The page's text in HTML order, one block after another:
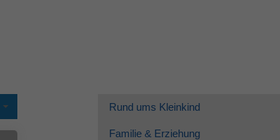
Rund ums Kleinkind
Familie & Erziehung